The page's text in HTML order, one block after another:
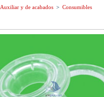
Auxiliar y de acabados > Consumibles